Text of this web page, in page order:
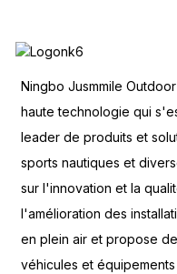
Ningbo Jusmmile
haute technologie qui
leader de produits et
sports nautiques et
sur l'innovation et la
l'amélioration des
en plein air et propose
véhicules et